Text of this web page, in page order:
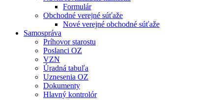
Formulár
Obchodné verejné súťaže
Nové verejné obchodné súťaže
Samospráva
Príhovor starostu
Poslanci OZ
VZN
Úradná tabuľa
Uznesenia OZ
Dokumenty
Hlavný kontrolór